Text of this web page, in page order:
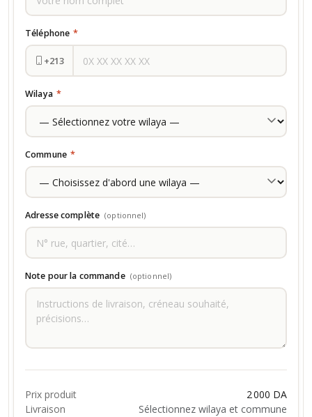
Téléphone *
+213
Wilaya *
Commune *
Adresse complète (optionnel)
Note pour la commande (optionnel)
Prix produit
2 000 DA
Livraison
Sélectionnez wilaya et commune